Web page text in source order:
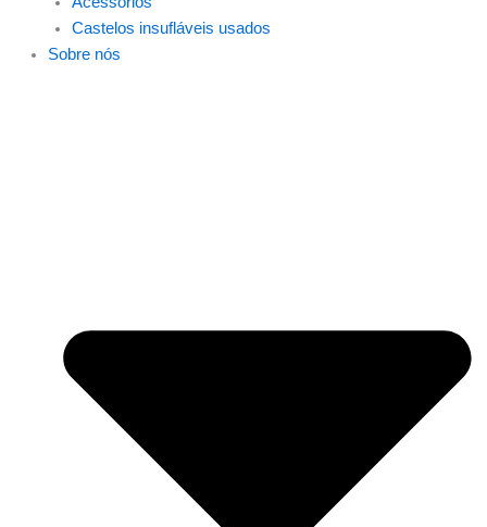
Castelos insufláveis usados
Sobre nós